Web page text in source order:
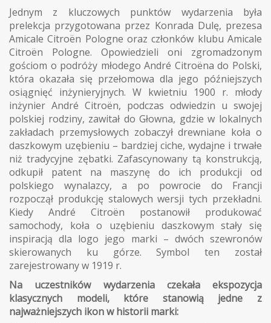
Jednym z kluczowych punktów wydarzenia była
prelekcja przygotowana przez Konrada Dulę, prezesa
Amicale Citroën Pologne oraz członków klubu Amicale
Citroën Pologne. Opowiedzieli oni zgromadzonym
gościom o podróży młodego André Citroëna do Polski,
która okazała się przełomowa dla jego późniejszych
osiągnięć inżynieryjnych. W kwietniu 1900 r. młody
inżynier André Citroën, podczas odwiedzin u swojej
polskiej rodziny, zawitał do Głowna, gdzie w lokalnych
zakładach przemysłowych zobaczył drewniane koła o
daszkowym uzębieniu – bardziej ciche, wydajne i trwałe
niż tradycyjne zębatki. Zafascynowany tą konstrukcją,
odkupił patent na maszynę do ich produkcji od
polskiego wynalazcy, a po powrocie do Francji
rozpoczął produkcję stalowych wersji tych przekładni.
Kiedy André Citroën postanowił produkować
samochody, koła o uzębieniu daszkowym stały się
inspiracją dla logo jego marki – dwóch szewronów
skierowanych ku górze. Symbol ten został
zarejestrowany w 1919 r.
Na uczestników wydarzenia czekała ekspozycja
klasycznych modeli, które stanowią jedne z
najważniejszych ikon w historii marki: